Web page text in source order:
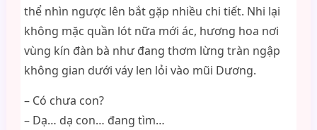
thể nhìn ngược lên bắt gặp nhiều chi tiết. Nhi lại
không mặc quần lót nữa mới ác, hương hoa nơi
vùng kín đàn bà như đang thơm lừng tràn ngập
không gian dưới váy len lỏi vào mũi Dương.
– Có chưa con?
– Dạ… dạ con… đang tìm…